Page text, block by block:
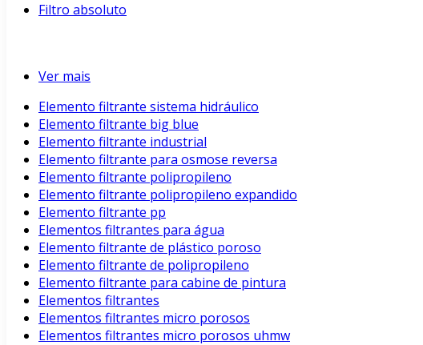
Filtro absoluto
Ver mais
Elemento filtrante sistema hidráulico
Elemento filtrante big blue
Elemento filtrante industrial
Elemento filtrante para osmose reversa
Elemento filtrante polipropileno
Elemento filtrante polipropileno expandido
Elemento filtrante pp
Elementos filtrantes para água
Elemento filtrante de plástico poroso
Elemento filtrante de polipropileno
Elemento filtrante para cabine de pintura
Elementos filtrantes
Elementos filtrantes micro porosos
Elementos filtrantes micro porosos uhmw